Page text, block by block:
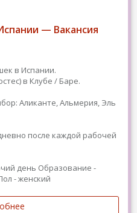
— Вакансия
в Испании.
в Клубе / Баре.
Аликанте, Альмерия, Эль
после каждой рабочей
день Образование -
- женский